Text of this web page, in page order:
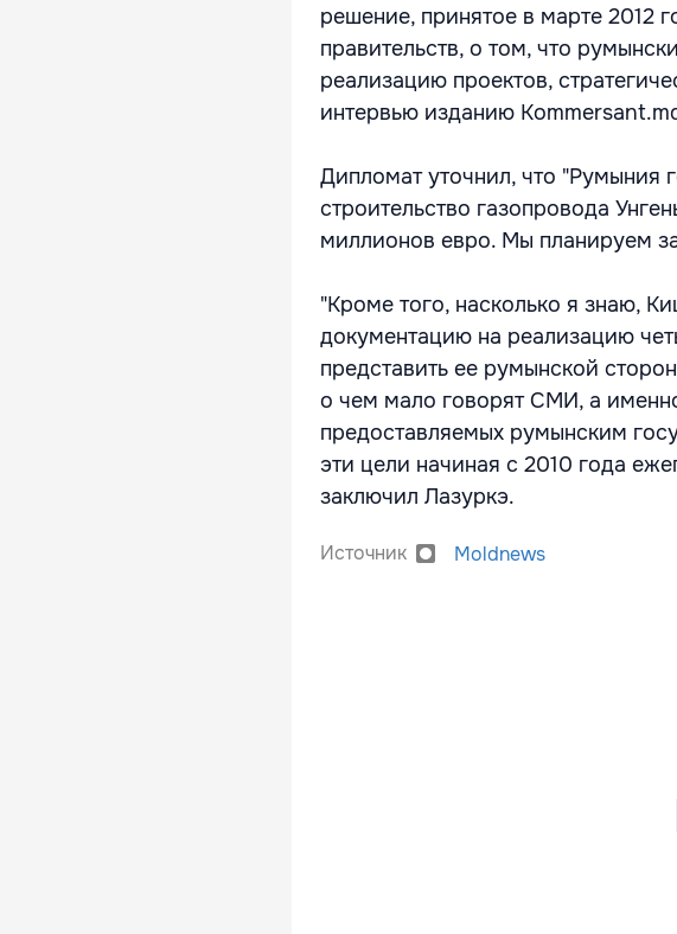
решение, принятое в марте 2012
правительств, о том, что
реализацию проектов,
интервью изданию
Дипломат уточнил, что "Румыния
строительство газопровода
миллионов евро. Мы планируем
"Кроме того, насколько я знаю,
документацию на реализацию
представить ее румынской
о чем мало говорят СМИ, а
предоставляемых румынским
эти цели начиная с 2010 года
заключил Лазуркэ.
Источник Moldnews